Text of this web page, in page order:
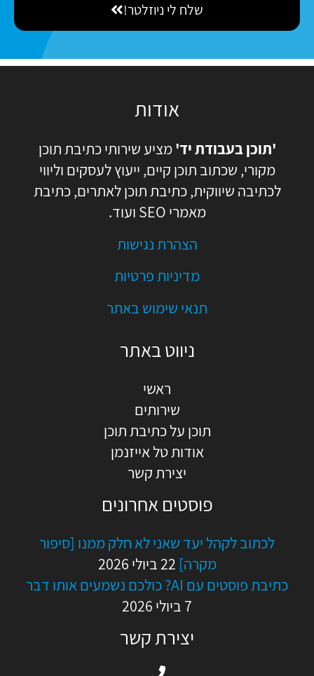
eה
שלח לי ניוזלטר!
אודות
'תוכן בעבודת יד'מציע שירותי כתיבת תוכן
מקורי, שכתוב תוכן קיים, ייעוץ לעסקים וליווי
לכתיבה שיווקית, כתיבת תוכן לאתרים, כתיבת
מאמרי SEO ועוד.
הצהרת נגישות
מדיניות פרטיות
תנאי שימוש באתר
ניווט באתר
ראשי
שירותים
תוכן על כתיבת תוכן
אודות טל אייזנמן
יצירת קשר
פוסטים אחרונים
לכתוב לקהל יעד שאני לא חלק ממנו [סיפור
מקרה] 22 ביולי 2026
כתיבת פוסטים עם AI? כולכם נשמעים אותו דבר
7 ביולי 2026
יצירת קשר